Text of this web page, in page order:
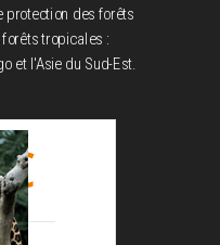
protection des forêts
tropicales :
et l'Asie du Sud-Est.
€